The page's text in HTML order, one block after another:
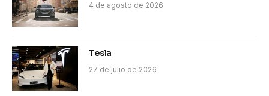
4 de agosto de 2026
Tesla
27 de julio de 2026